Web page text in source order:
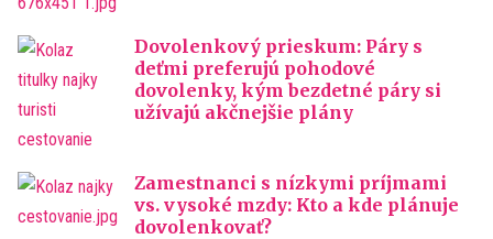
Dovolenkový prieskum: Páry s
deťmi preferujú pohodové
dovolenky, kým bezdetné páry si
užívajú akčnejšie plány
Zamestnanci s nízkymi príjmami
vs. vysoké mzdy: Kto a kde plánuje
dovolenkovať?